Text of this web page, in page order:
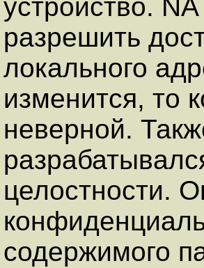
устройство.
разрешить
локального
изменится, то
неверной.
целостности.
содержимого